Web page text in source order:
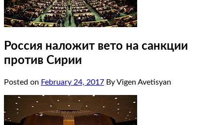
Россия наложит вето на санкции
против Сирии
Posted on February 24, 2017 By Vigen Avetisyan